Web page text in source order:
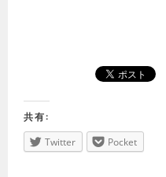
共有:
Twitter
Pocket